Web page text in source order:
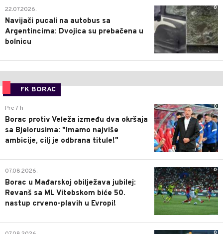
0
22.07.2026.
Navijači pucali na autobus sa
Argentincima: Dvojica su prebačena u
bolnicu
FK BORAC
0
Pre 7 h
Borac protiv Veleža između dva okršaja
sa Bjelorusima: "Imamo najviše
ambicije, cilj je odbrana titule!"
0
07.08.2026.
Borac u Mađarskoj obilježava jubilej:
Revanš sa ML Vitebskom biće 50.
nastup crveno-plavih u Evropi!
0